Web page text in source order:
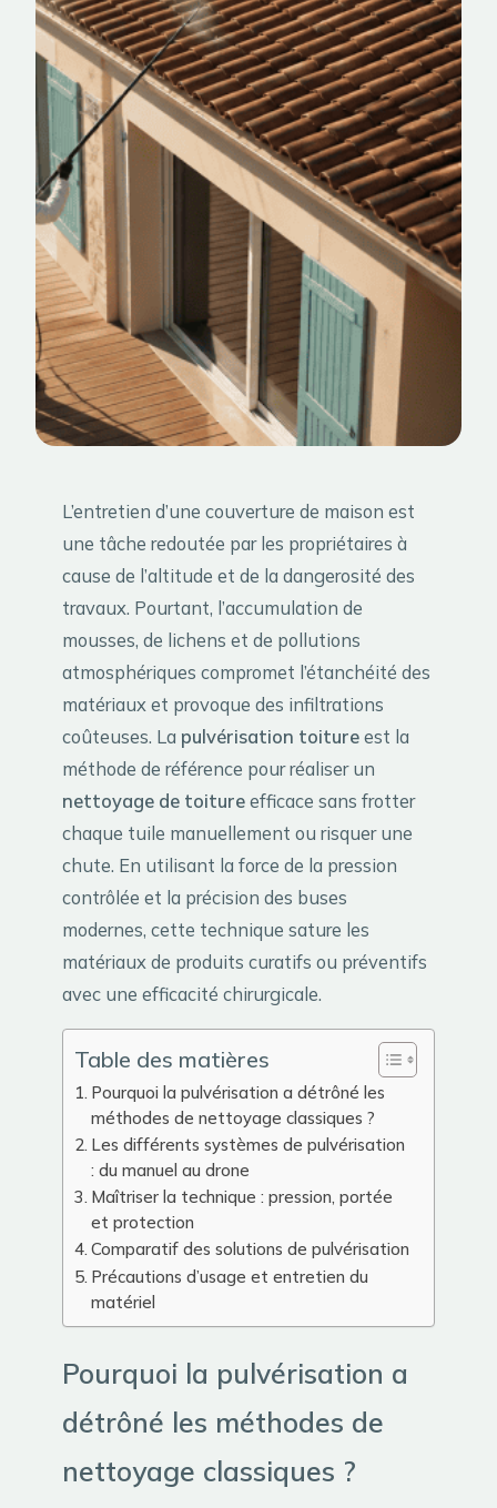
L’entretien d’une couverture de maison est
une tâche redoutée par les propriétaires à
cause de l’altitude et de la dangerosité des
travaux. Pourtant, l’accumulation de
mousses, de lichens et de pollutions
atmosphériques compromet l’étanchéité des
matériaux et provoque des infiltrations
coûteuses. La pulvérisation toitureest la
méthode de référence pour réaliser un
nettoyage de toitureefficace sans frotter
chaque tuile manuellement ou risquer une
chute. En utilisant la force de la pression
contrôlée et la précision des buses
modernes, cette technique sature les
matériaux de produits curatifs ou préventifs
avec une efficacité chirurgicale.
Table des matières
Pourquoi la pulvérisation a détrôné les
méthodes de nettoyage classiques ?
Les différents systèmes de pulvérisation
: du manuel au drone
Maîtriser la technique : pression, portée
et protection
Comparatif des solutions de pulvérisation
Précautions d’usage et entretien du
matériel
Pourquoi la pulvérisation a
détrôné les méthodes de
nettoyage classiques ?